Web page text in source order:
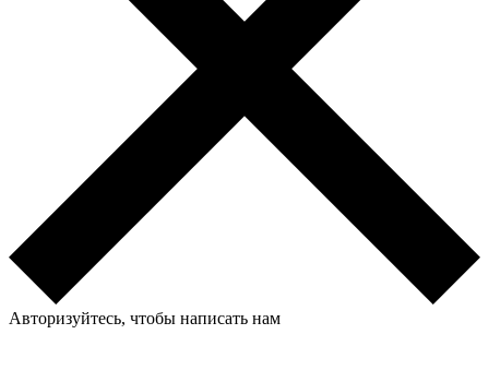
Авторизуйтесь, чтобы написать нам